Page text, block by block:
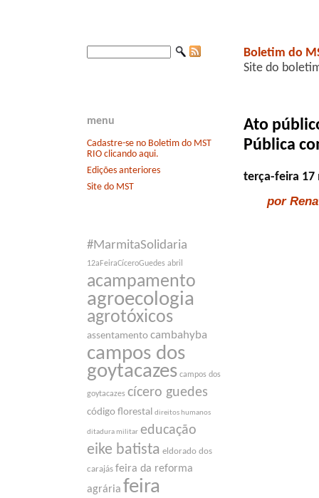
menu
Cadastre-se no Boletim do MST
RIO clicando aqui.
Edições anteriores
Site do MST
#MarmitaSolidaria
12aFeiraCíceroGuedes abril
acampamento
agroecologia
agrotóxicos
assentamento cambahyba
campos dos
goytacazes campos dos
goytacazes cícero guedes
código florestal direitos humanos
ditadura militar educação
eike batista eldorado dos
carajás feira da reforma
agrária feira
Boletim do
Site do
Ato
Pública
terça-feira 17
por